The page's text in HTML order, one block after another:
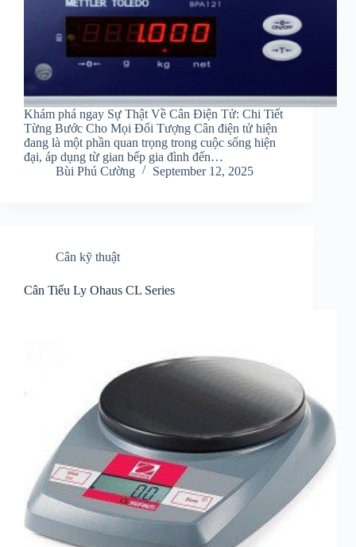
Khám phá ngay Sự Thật Về Cân Điện Tử: Chi Tiết
Từng Bước Cho Mọi Đối Tượng Cân điện tử hiện
đang là một phần quan trọng trong cuộc sống hiện
đại, áp dụng từ gian bếp gia đình đến…
Bùi Phú Cường
September 12, 2025
Cân kỹ thuật
Cân Tiểu Ly Ohaus CL Series